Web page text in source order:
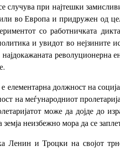
случува при најтешки
во Европа и придружен од
со работничката
и увидот во нејзините
револуционерна
должност на
на меѓународниот
може да дојде до
неизбежно мора да се
Ленин и Троцки на својот